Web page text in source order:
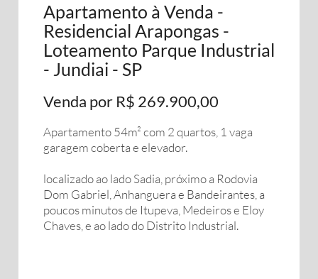
Apartamento à Venda -
Residencial Arapongas -
Loteamento Parque Industrial
- Jundiai - SP
Venda por R$ 269.900,00
Apartamento 54m² com 2 quartos, 1 vaga
garagem coberta e elevador.
localizado ao lado Sadia, próximo a Rodovia
Dom Gabriel, Anhanguera e Bandeirantes, a
poucos minutos de Itupeva, Medeiros e Eloy
Chaves, e ao lado do Distrito Industrial.